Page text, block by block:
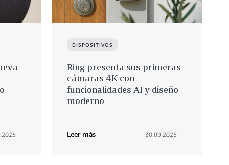
DISPOSITIVOS
Ring presenta sus primeras
cámaras 4K con
funcionalidades AI y diseño
moderno
Leer más 30.09.2025